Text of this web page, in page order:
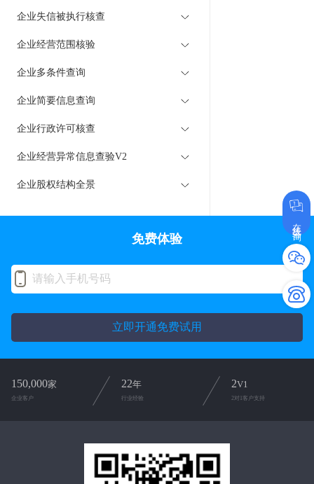
企业失信被执行核查
企业经营范围核验
企业多条件查询
企业简要信息查询
企业行政许可核查
企业经营异常信息查验V2
企业股权结构全景
在线咨询
免费体验
立即开通免费试用
150,000家
企业客户
22年
行业经验
2V1
2对1客户支持